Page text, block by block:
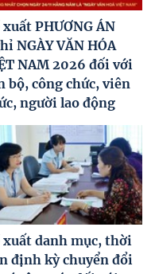
PHƯƠNG ÁN
NGÀY VĂN HÓA
NAM 2026 đối với
bộ, công chức, viên
người lao động
xuất danh mục, thời
định kỳ chuyển đổi